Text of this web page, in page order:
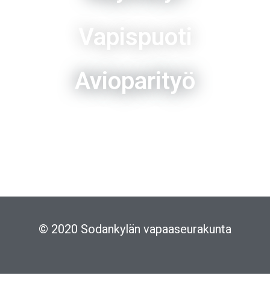
Vapispuoti
Avioparityö
© 2020 Sodankylän vapaaseurakunta